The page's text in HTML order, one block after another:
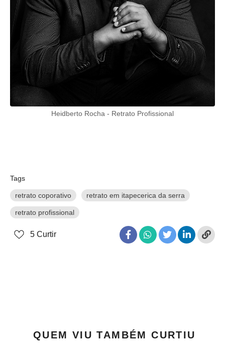
Heidberto Rocha - Retrato Profissional
Tags
retrato coporativo retrato em itapecerica da serra
retrato profissional
5 Curtir
QUEM VIU TAMBÉM CURTIU